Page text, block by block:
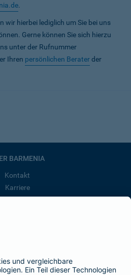
.
wir hierbei lediglich um Sie bei uns
Gerne können Sie sich hierzu
unter der Rufnummer
Ihren persönlichen Beraterder
BARMENIA
Kontakt
Karriere
der BarmeniaGothaer
SEITEN